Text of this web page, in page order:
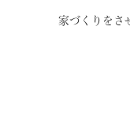
家づくりをさ